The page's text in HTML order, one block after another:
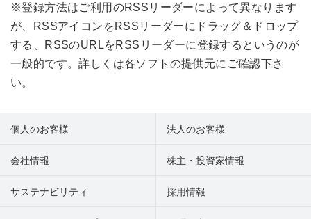
※登録方法はご利用のRSSリーダーによって異なります
が、RSSアイコンをRSSリーダーにドラッグ＆ドロップ
する、RSSのURLをRSSリーダーに登録するというのが
一般的です。詳しくは各ソフトの提供元にご確認下さ
い。
個人のお客様 法人のお客様
会社情報 株主・投資家情報
サステナビリティ 採用情報